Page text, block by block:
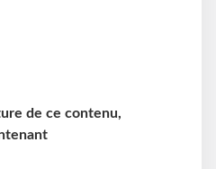
de ce contenu,